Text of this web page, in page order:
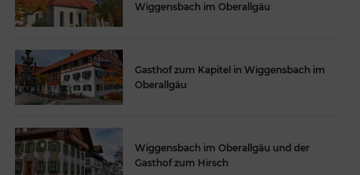
Wiggensbach im Oberallgäu
Gasthof zum Kapitel in Wiggensbach im
Oberallgäu
Wiggensbach im Oberallgäu und der
Gasthof zum Hirsch